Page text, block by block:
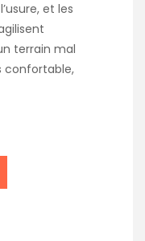
et les
terrain mal
confortable,